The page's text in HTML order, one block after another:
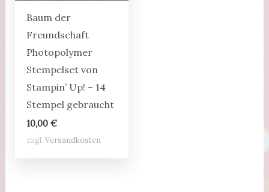
Baum der
Freundschaft
Photopolymer
Stempelset von
Stampin’ Up! – 14
Stempel gebraucht
10,00 €
zzgl. Versandkosten